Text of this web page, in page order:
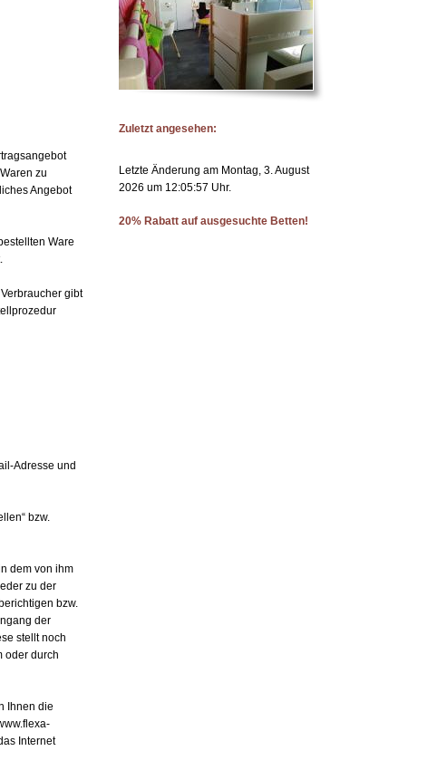
zu
Angebot
Ware
gibt
Adresse und
bzw.
dem von ihm
zu der
bzw.
der
stellt noch
oder durch
Ihnen die
Internet
Zuletzt angesehen:
Letzte Änderung am Montag, 3. August
2026 um 12:05:57 Uhr.
20% Rabatt auf ausgesuchte Betten!